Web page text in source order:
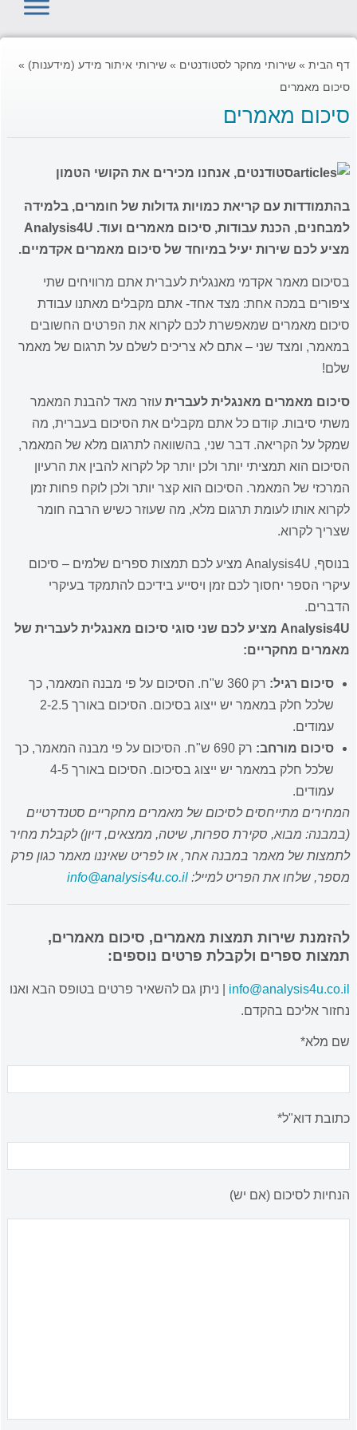
דף הבית » שירותי מחקר לסטודנטים » שירותי איתור מידע (מידענות) »
סיכום מאמרים
סיכום מאמרים
סטודנטים, אנחנו מכירים את הקושי הטמון
בהתמודדות עם קריאת כמויות גדולות של חומרים, בלמידה
למבחנים, הכנת עבודות, סיכום מאמרים ועוד. Analysis4U
מציע לכם שירות יעיל במיוחד של סיכום מאמרים אקדמיים.
בסיכום מאמר אקדמי מאנגלית לעברית אתם מרוויחים שתי
ציפורים במכה אחת: מצד אחד- אתם מקבלים מאתנו עבודת
סיכום מאמרים שמאפשרת לכם לקרוא את הפרטים החשובים
במאמר, ומצד שני – אתם לא צריכים לשלם על תרגום של מאמר
שלם!
סיכום מאמרים מאנגלית לעברית עוזר מאד להבנת המאמר
משתי סיבות. קודם כל אתם מקבלים את הסיכום בעברית, מה
שמקל על הקריאה. דבר שני, בהשוואה לתרגום מלא של המאמר,
הסיכום הוא תמציתי יותר ולכן יותר קל לקרוא להבין את הרעיון
המרכזי של המאמר. הסיכום הוא קצר יותר ולכן לוקח פחות זמן
לקרוא אותו לעומת תרגום מלא, מה שעוזר כשיש הרבה חומר
שצריך לקרוא.
בנוסף, Analysis4U מציע לכם תמצות ספרים שלמים – סיכום
עיקרי הספר יחסוך לכם זמן ויסייע בידיכם להתמקד בעיקרי
הדברים.
Analysis4U מציע לכם שני סוגי סיכום מאנגלית לעברית של
מאמרים מחקריים:
סיכום רגיל:
רק 360 ש"ח. הסיכום על פי מבנה המאמר, כך
שלכל חלק במאמר יש ייצוג בסיכום. הסיכום באורך 2-2.5
עמודים.
סיכום מורחב:
רק 690 ש"ח. הסיכום על פי מבנה המאמר, כך
שלכל חלק במאמר יש ייצוג בסיכום. הסיכום באורך 4-5
עמודים.
המחירים מתייחסים לסיכום של מאמרים מחקריים סטנדרטיים
(במבנה: מבוא, סקירת ספרות, שיטה, ממצאים, דיון) לקבלת מחיר
לתמצות של מאמר במבנה אחר, או לפריט שאיננו מאמר כגון פרק
מספר, שלחו את הפריט למייל: info@analysis4u.co.il
להזמנת שירות תמצות מאמרים, סיכום מאמרים,
תמצות ספרים ולקבלת פרטים נוספים:
info@analysis4u.co.il | ניתן גם להשאיר פרטים בטופס הבא ואנו
נחזור אליכם בהקדם.
שם מלא*
כתובת דוא"ל*
הנחיות לסיכום (אם יש)